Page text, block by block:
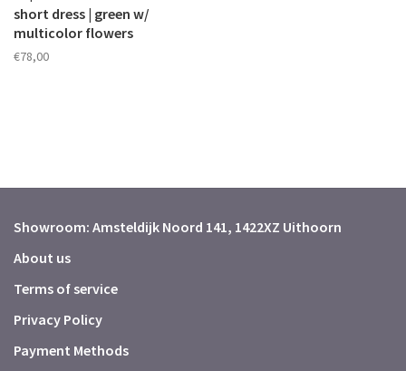
short dress | green w/
multicolor flowers
€78,00
Showroom: Amsteldijk Noord 141, 1422XZ Uithoorn
About us
Terms of service
Privacy Policy
Payment Methods